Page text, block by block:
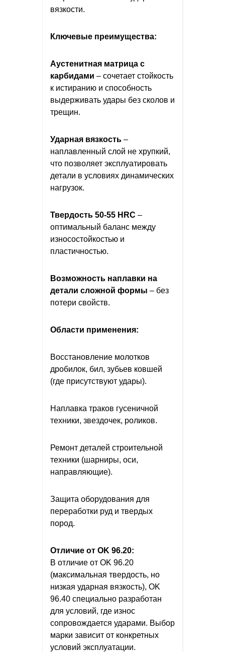
вязкости.
Ключевые преимущества:
Аустенитная матрица с
карбидами – сочетает стойкость
к истиранию и способность
выдерживать удары без сколов и
трещин.
Ударная вязкость –
наплавленный слой не хрупкий,
что позволяет эксплуатировать
детали в условиях динамических
нагрузок.
Твердость 50-55 HRC –
оптимальный баланс между
износостойкостью и
пластичностью.
Возможность наплавки на
детали сложной формы – без
потери свойств.
Области применения:
Восстановление молотков
дробилок, бил, зубьев ковшей
(где присутствуют удары).
Наплавка траков гусеничной
техники, звездочек, роликов.
Ремонт деталей строительной
техники (шарниры, оси,
направляющие).
Защита оборудования для
переработки руд и твердых
пород.
Отличие от OK 96.20:
В отличие от OK 96.20
(максимальная твердость, но
низкая ударная вязкость), OK
96.40 специально разработан
для условий, где износ
сопровождается ударами. Выбор
марки зависит от конкретных
условий эксплуатации.